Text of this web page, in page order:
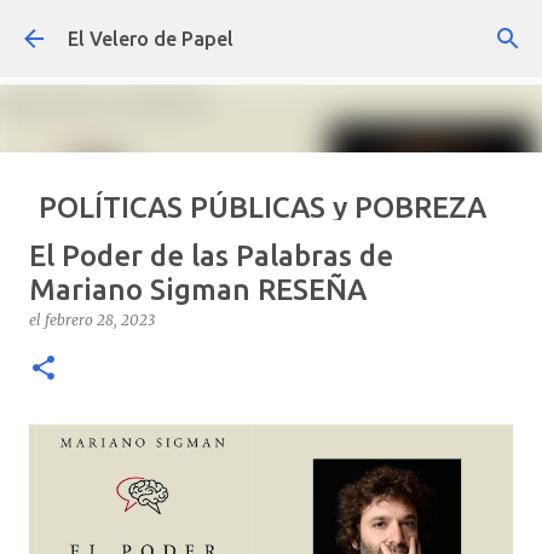
Ir al contenido principal
El Velero de Papel
POLÍTICAS PÚBLICAS y POBREZA
POR ARTURO MOLINA
el septiembre 22, 2024 ARTÍCULOS ARTURO-MOLINA
OPINIÓN POLÍTICAS PÚBLICAS Y POBREZA
El Poder de las Palabras de
Mariano Sigman RESEÑA
el febrero 28, 2023